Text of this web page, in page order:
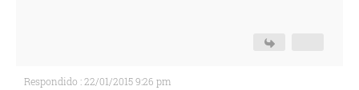
Respondido : 22/01/2015 9:26 pm